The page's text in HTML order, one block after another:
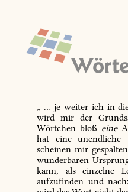
„ … je weiter ich in
wird mir der
Wörtchen bloß eine
hat eine unendliche
scheinen mir
wunderbaren
kann, als einzelne
aufzufinden und